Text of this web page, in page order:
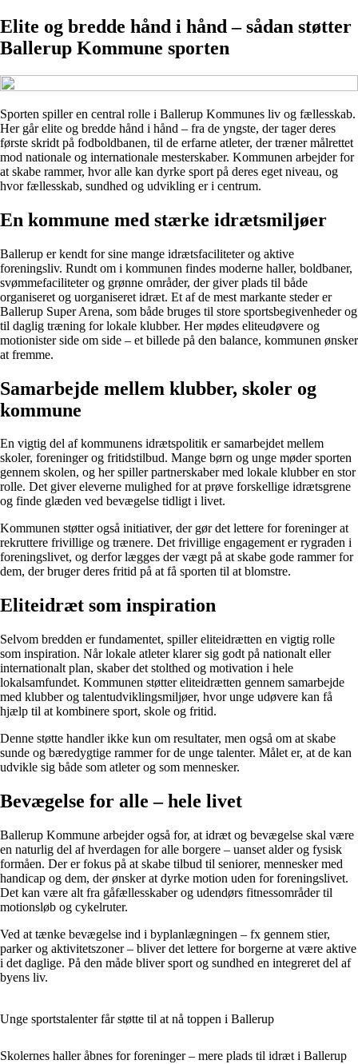
Elite og bredde hånd i hånd – sådan støtter
Ballerup Kommune sporten
Sporten spiller en central rolle i Ballerup Kommunes liv og fællesskab.
Her går elite og bredde hånd i hånd – fra de yngste, der tager deres
første skridt på fodboldbanen, til de erfarne atleter, der træner målrettet
mod nationale og internationale mesterskaber. Kommunen arbejder for
at skabe rammer, hvor alle kan dyrke sport på deres eget niveau, og
hvor fællesskab, sundhed og udvikling er i centrum.
En kommune med stærke idrætsmiljøer
Ballerup er kendt for sine mange idrætsfaciliteter og aktive
foreningsliv. Rundt om i kommunen findes moderne haller, boldbaner,
svømmefaciliteter og grønne områder, der giver plads til både
organiseret og uorganiseret idræt. Et af de mest markante steder er
Ballerup Super Arena, som både bruges til store sportsbegivenheder og
til daglig træning for lokale klubber. Her mødes eliteudøvere og
motionister side om side – et billede på den balance, kommunen ønsker
at fremme.
Samarbejde mellem klubber, skoler og
kommune
En vigtig del af kommunens idrætspolitik er samarbejdet mellem
skoler, foreninger og fritidstilbud. Mange børn og unge møder sporten
gennem skolen, og her spiller partnerskaber med lokale klubber en stor
rolle. Det giver eleverne mulighed for at prøve forskellige idrætsgrene
og finde glæden ved bevægelse tidligt i livet.
Kommunen støtter også initiativer, der gør det lettere for foreninger at
rekruttere frivillige og trænere. Det frivillige engagement er rygraden i
foreningslivet, og derfor lægges der vægt på at skabe gode rammer for
dem, der bruger deres fritid på at få sporten til at blomstre.
Eliteidræt som inspiration
Selvom bredden er fundamentet, spiller eliteidrætten en vigtig rolle
som inspiration. Når lokale atleter klarer sig godt på nationalt eller
internationalt plan, skaber det stolthed og motivation i hele
lokalsamfundet. Kommunen støtter eliteidrætten gennem samarbejde
med klubber og talentudviklingsmiljøer, hvor unge udøvere kan få
hjælp til at kombinere sport, skole og fritid.
Denne støtte handler ikke kun om resultater, men også om at skabe
sunde og bæredygtige rammer for de unge talenter. Målet er, at de kan
udvikle sig både som atleter og som mennesker.
Bevægelse for alle – hele livet
Ballerup Kommune arbejder også for, at idræt og bevægelse skal være
en naturlig del af hverdagen for alle borgere – uanset alder og fysisk
formåen. Der er fokus på at skabe tilbud til seniorer, mennesker med
handicap og dem, der ønsker at dyrke motion uden for foreningslivet.
Det kan være alt fra gåfællesskaber og udendørs fitnessområder til
motionsløb og cykelruter.
Ved at tænke bevægelse ind i byplanlægningen – fx gennem stier,
parker og aktivitetszoner – bliver det lettere for borgerne at være aktive
i det daglige. På den måde bliver sport og sundhed en integreret del af
byens liv.
Unge sportstalenter får støtte til at nå toppen i Ballerup
Skolernes haller åbnes for foreninger – mere plads til idræt i Ballerup